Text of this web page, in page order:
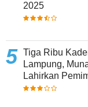
2025
Tiga Ribu
Lampung,
Lahirkan